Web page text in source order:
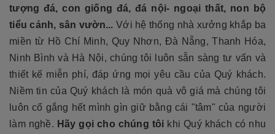
tượng đá, con giống đá, đá nội- ngoại thất, non bộ
tiểu cảnh, sân vườn...Với hệ thống nhà xưởng khắp ba
miền từ Hồ Chí Minh, Quy Nhơn, Đà Nẵng, Thanh Hóa,
Ninh Bình và Hà Nội, chúng tôi luôn sẵn sàng tư vấn và
thiết kế miễn phí, đáp ứng mọi yêu cầu của Quý khách.
Niềm tin của Quý khách là món quà vô giá mà chúng tôi
luôn cố gắng hết mình gìn giữ bằng cái "tâm" của người
làm nghề. Hãy gọi cho chúng tôi khi Quý khách có nhu